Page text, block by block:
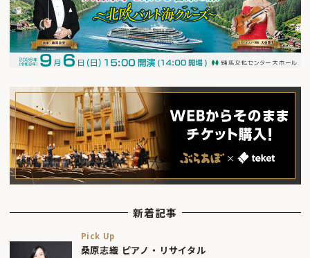
新着記事
Pick Up
桑原志織 ピアノ・リサイタル